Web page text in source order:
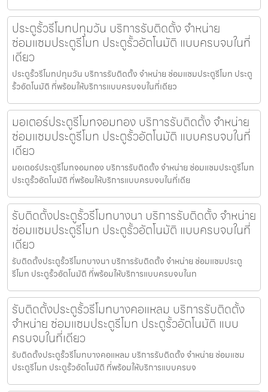
ประตูรั้วรีโมทปทุมวัน บริการรับติดตั้ง จำหน่าย
ซ่อมแซมประตูรีโมท ประตูรั้วอัตโนมัติ แบบครบจบในที่
เดียว
ประตูรั้วรีโมทปทุมวัน บริการรับติดตั้ง จำหน่าย ซ่อมแซมประตูรีโมท ประตู
รั้วอัตโนมัติ ที่พร้อมให้บริการแบบครบจบในที่เดียว
มอเตอร์ประตูรีโมทจอมทอง บริการรับติดตั้ง จำหน่าย
ซ่อมแซมประตูรีโมท ประตูรั้วอัตโนมัติ แบบครบจบในที่
เดียว
มอเตอร์ประตูรีโมทจอมทอง บริการรับติดตั้ง จำหน่าย ซ่อมแซมประตูรีโมท
ประตูรั้วอัตโนมัติ ที่พร้อมให้บริการแบบครบจบในที่เดีย
รับติดตั้งประตูรั้วรีโมทบางนา บริการรับติดตั้ง จำหน่าย
ซ่อมแซมประตูรีโมท ประตูรั้วอัตโนมัติ แบบครบจบในที่
เดียว
รับติดตั้งประตูรั้วรีโมทบางนา บริการรับติดตั้ง จำหน่าย ซ่อมแซมประตู
รีโมท ประตูรั้วอัตโนมัติ ที่พร้อมให้บริการแบบครบจบในท
รับติดตั้งประตูรั้วรีโมทบางคอแหลม บริการรับติดตั้ง
จำหน่าย ซ่อมแซมประตูรีโมท ประตูรั้วอัตโนมัติ แบบ
ครบจบในที่เดียว
รับติดตั้งประตูรั้วรีโมทบางคอแหลม บริการรับติดตั้ง จำหน่าย ซ่อมแซม
ประตูรีโมท ประตูรั้วอัตโนมัติ ที่พร้อมให้บริการแบบครบจ